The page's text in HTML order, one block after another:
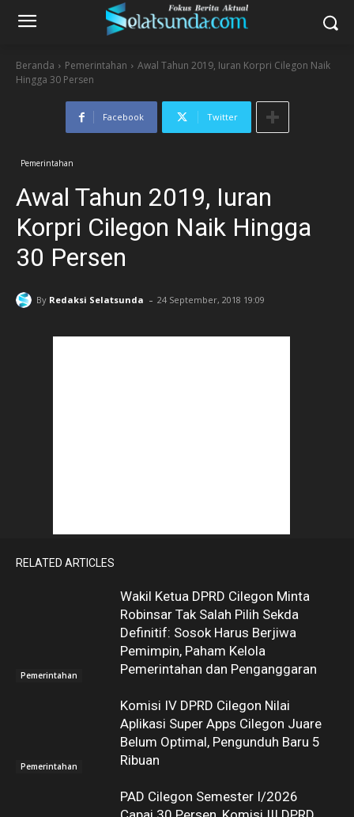
Beranda Pemerintahan
Awal Tahun 2019, Iuran Korpri Cilegon Naik
Hingga 30 Persen
Facebook Twitter
Pemerintahan
Awal Tahun 2019, Iuran
Korpri Cilegon Naik Hingga
30 Persen
By Redaksi Selatsunda - 24 September, 2018 19:09
RELATED ARTICLES
Pemerintahan
Wakil Ketua DPRD Cilegon Minta
Robinsar Tak Salah Pilih Sekda
Definitif: Sosok Harus Berjiwa
Pemimpin, Paham Kelola
Pemerintahan dan Penganggaran
Pemerintahan
Komisi IV DPRD Cilegon Nilai
Aplikasi Super Apps Cilegon Juare
Belum Optimal, Pengunduh Baru 5
Ribuan
PAD Cilegon Semester I/2026